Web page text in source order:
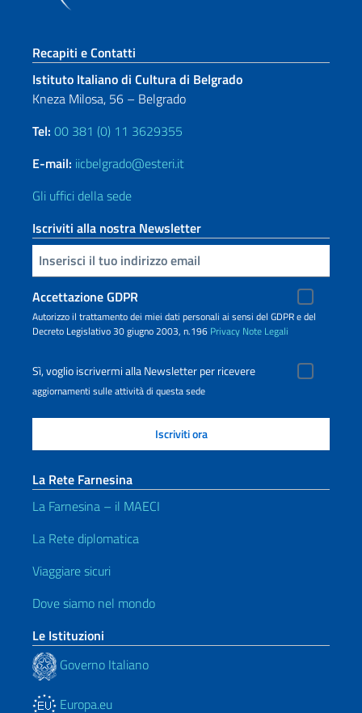
Sezione footer
Recapiti e Contatti
Istituto Italiano di Cultura di Belgrado
Kneza Milosa, 56 – Belgrado
Tel: 00 381 (0) 11 3629355
E-mail: iicbelgrado@esteri.it
Gli uffici della sede
Iscriviti alla nostra Newsletter
Inserisci la tua email
Accettazione GDPR
Autorizzo il trattamento dei miei dati personali ai sensi del GDPR e del
Decreto Legislativo 30 giugno 2003, n.196 Privacy Note Legali
Sì, voglio iscrivermi alla Newsletter per ricevere
aggiornamenti sulle attività di questa sede
La Rete Farnesina
La Farnesina – il MAECI
La Rete diplomatica
Viaggiare sicuri
Dove siamo nel mondo
Le Istituzioni
Governo Italiano
Europa.eu